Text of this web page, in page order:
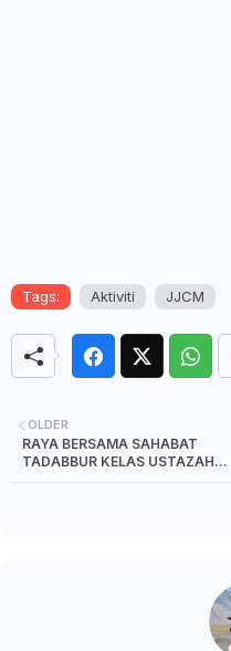
Tags: Aktiviti JJCM
OLDER
RAYA BERSAMA SAHABAT
TADABBUR KELAS USTAZAH